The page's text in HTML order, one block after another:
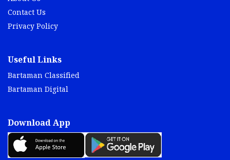
Contact Us
Privacy Policy
Useful Links
Bartaman Classified
Bartaman Digital
Download App